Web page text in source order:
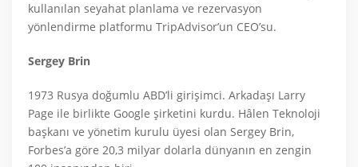
kullanılan seyahat planlama ve rezervasyon
yönlendirme platformu TripAdvisor’un CEO’su.
Sergey Brin
1973 Rusya doğumlu ABD’li girişimci. Arkadaşı Larry
Page ile birlikte Google şirketini kurdu. Hâlen Teknoloji
başkanı ve yönetim kurulu üyesi olan Sergey Brin,
Forbes’a göre 20,3 milyar dolarla dünyanın en zengin